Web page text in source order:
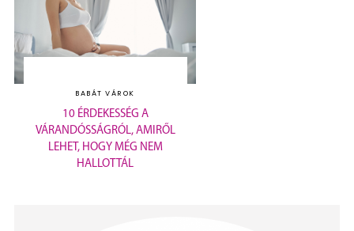
BABÁT VÁROK
10 ÉRDEKESSÉG A
VÁRANDÓSSÁGRÓL, AMIRŐL
LEHET, HOGY MÉG NEM
HALLOTTÁL